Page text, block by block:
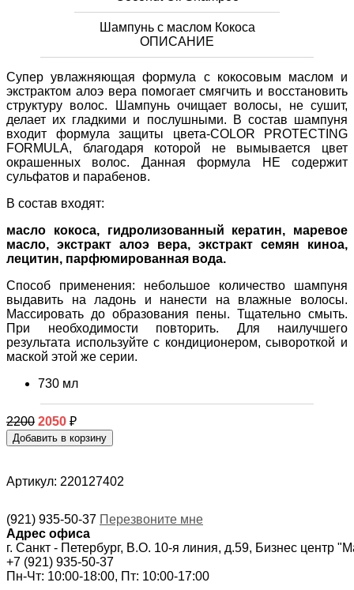
Шампунь с маслом Кокоса
ОПИСАНИЕ
Супер увлажняющая формула с кокосовым маслом и
экстрактом алоэ вера помогает смягчить и восстановить
структуру волос. Шампунь очищает волосы, не сушит,
делает их гладкими и послушными. В состав шампуня
входит формула защиты цвета-COLOR PROTECTING
FORMULA, благодаря которой не вымывается цвет
окрашенных волос. Данная формула НЕ содержит
сульфатов и парабенов.
В состав входят:
масло кокоса, гидролизованный кератин, маревое
масло, экстракт алоэ вера, экстракт семян киноа,
лецитин, парфюмированная вода.
Способ применения: небольшое количество шампуня
выдавить на ладонь и нанести на влажные волосы.
Массировать до образования пены. Тщательно смыть.
При необходимости повторить. Для наилучшего
результата используйте с кондиционером, сывороткой и
маской этой же серии.
730 мл
2200 2050 ₽
Артикул: 220127402
(921) 935-50-37 Перезвоните мне
Адрес офиса
г. Санкт - Петербург, В.О. 10-я линия, д.59, Бизнес центр
+7 (921) 935-50-37
Пн-Чт: 10:00-18:00, Пт: 10:00-17:00